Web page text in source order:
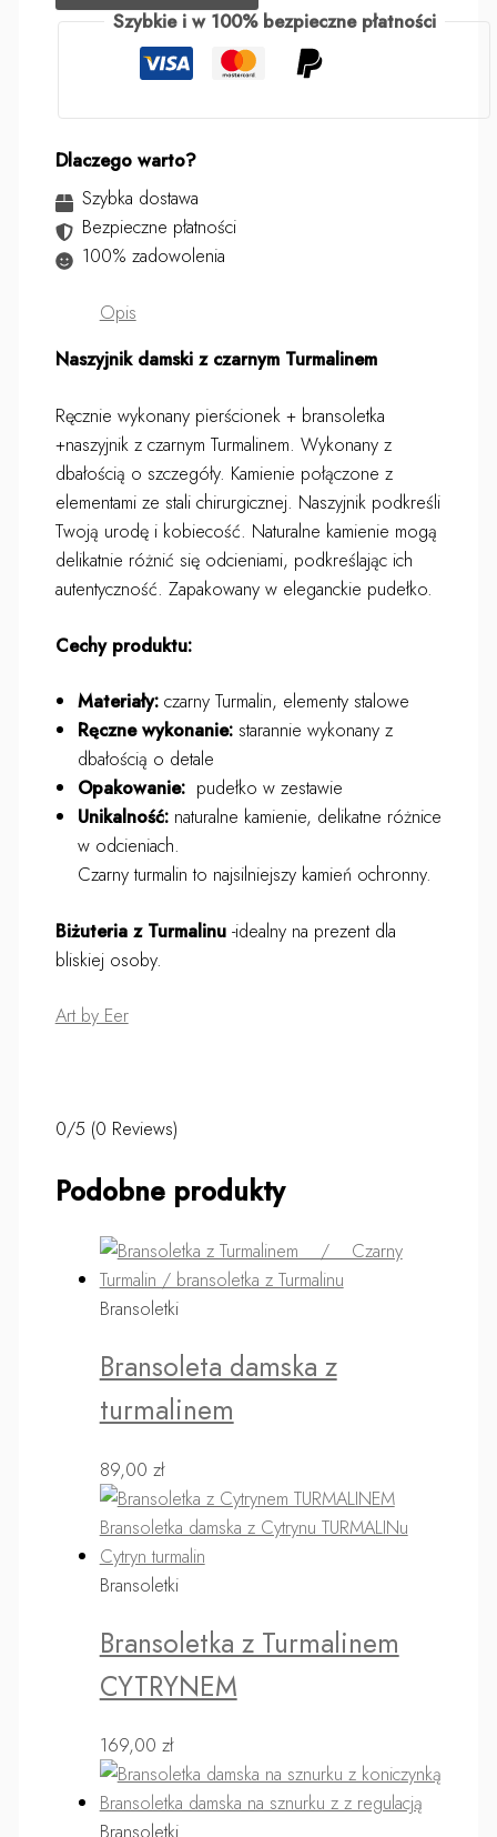
Szybkie i w 100% bezpieczne płatności
Dlaczego warto?
Szybka dostawa
Bezpieczne płatności
100% zadowolenia
Opis
Naszyjnik damski z czarnym Turmalinem
Ręcznie wykonany pierścionek + bransoletka
+naszyjnik z czarnym Turmalinem. Wykonany z
dbałością o szczegóły. Kamienie połączone z
elementami ze stali chirurgicznej. Naszyjnik podkreśli
Twoją urodę i kobiecość. Naturalne kamienie mogą
delikatnie różnić się odcieniami, podkreślając ich
autentyczność. Zapakowany w eleganckie pudełko.
Cechy produktu:
Materiały:czarny Turmalin, elementy stalowe
Ręczne wykonanie:starannie wykonany z
dbałością o detale
Opakowanie:pudełko w zestawie
Unikalność:naturalne kamienie, delikatne różnice
w odcieniach.
Czarny turmalin to najsilniejszy kamień ochronny.
Biżuteria z Turmalinu-idealny na prezent dla
bliskiej osoby.
Art by Eer
0/5 (0 Reviews)
Podobne produkty
Bransoletki
Bransoleta damska z
turmalinem
89,00 zł
Bransoletki
Bransoletka z Turmalinem
CYTRYNEM
169,00 zł